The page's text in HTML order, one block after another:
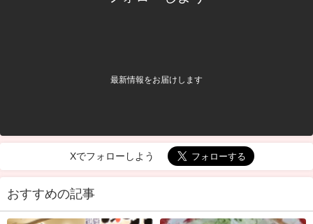
最新情報をお届けします
Xでフォローしよう
おすすめの記事